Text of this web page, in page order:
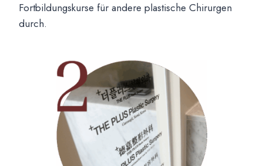
Fortbildungskurse für andere plastische Chirurgen
durch.